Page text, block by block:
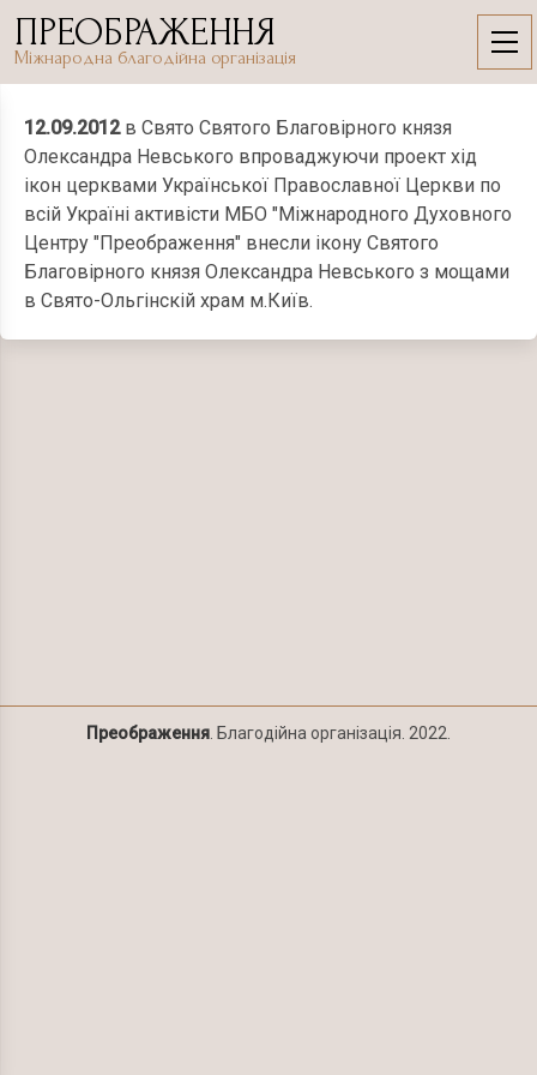
Skip
content
ПРЕОБРАЖЕННЯ
Міжнародна благодійна організація
12.09.2012
12.09.2012в Свято Святого Благовірного князя
Олександра Невського впроваджуючи проект хід
ікон церквами Української Православної Церкви по
всій Україні активісти МБО "Міжнародного Духовного
Центру "Преображення" внесли ікону Святого
Благовірного князя Олександра Невського з мощами
в Свято-Ольгінскій храм м.Київ.
Преображення. Благодійна організація. 2022.